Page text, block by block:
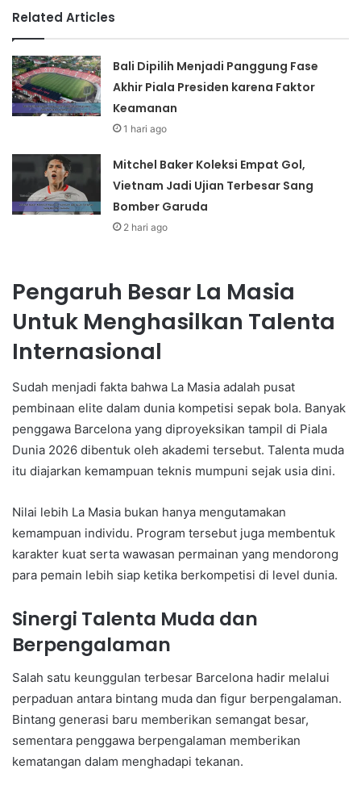
Related Articles
Bali Dipilih Menjadi Panggung Fase
Akhir Piala Presiden karena Faktor
Keamanan
1 hari ago
Mitchel Baker Koleksi Empat Gol,
Vietnam Jadi Ujian Terbesar Sang
Bomber Garuda
2 hari ago
Pengaruh Besar La Masia
Untuk Menghasilkan Talenta
Internasional
Sudah menjadi fakta bahwa La Masia adalah pusat
pembinaan elite dalam dunia kompetisi sepak bola. Banyak
penggawa Barcelona yang diproyeksikan tampil di Piala
Dunia 2026 dibentuk oleh akademi tersebut. Talenta muda
itu diajarkan kemampuan teknis mumpuni sejak usia dini.
Nilai lebih La Masia bukan hanya mengutamakan
kemampuan individu. Program tersebut juga membentuk
karakter kuat serta wawasan permainan yang mendorong
para pemain lebih siap ketika berkompetisi di level dunia.
Sinergi Talenta Muda dan
Berpengalaman
Salah satu keunggulan terbesar Barcelona hadir melalui
perpaduan antara bintang muda dan figur berpengalaman.
Bintang generasi baru memberikan semangat besar,
sementara penggawa berpengalaman memberikan
kematangan dalam menghadapi tekanan.